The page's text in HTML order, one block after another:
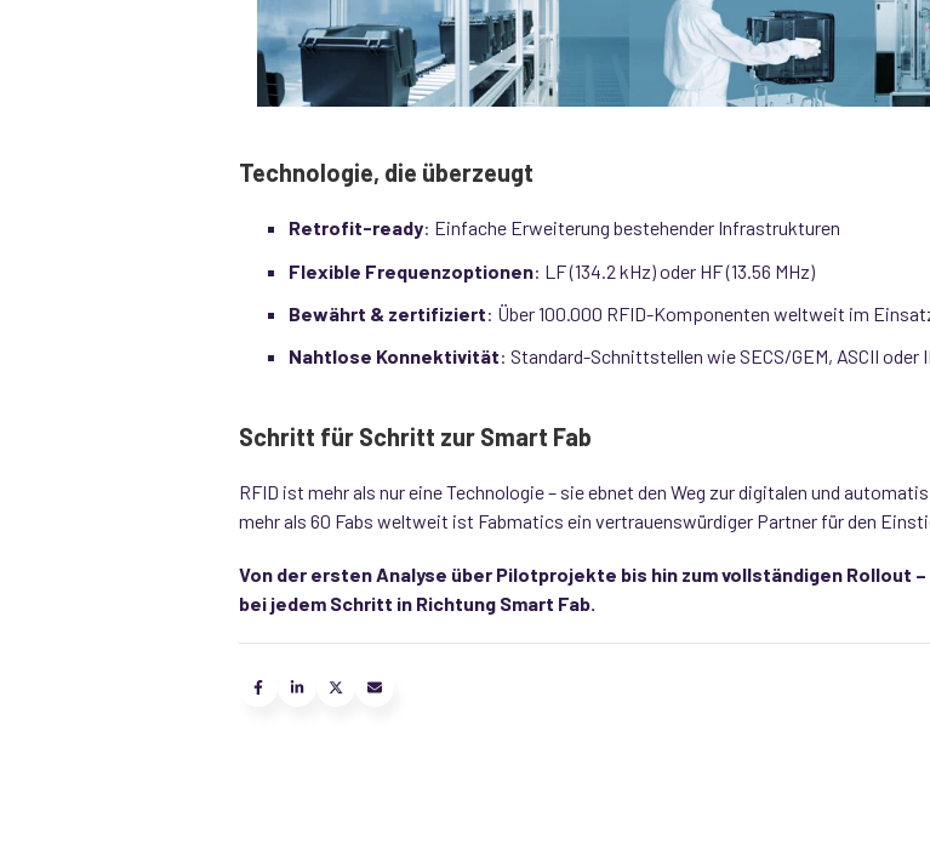
Technologie, die überzeugt
Retrofit-ready: Einfache Erweiterung bestehender Infrastrukturen
Flexible Frequenzoptionen: LF (134.2 kHz) oder HF (13.56 MHz)
Bewährt & zertifiziert: Über 100.000 RFID-Komponenten weltweit im
Nahtlose Konnektivität: Standard-Schnittstellen wie SECS/GEM, ASCII oder
Schritt für Schritt zur Smart Fab
RFID ist mehr als nur eine Technologie – sie ebnet den Weg zur digitalen und
mehr als 60 Fabs weltweit ist Fabmatics ein vertrauenswürdiger Partner für den
Von der ersten Analyse über Pilotprojekte bis hin zum vollständigen
bei jedem Schritt in Richtung Smart Fab.